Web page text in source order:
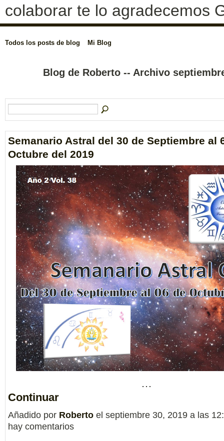
colaborar te lo agradecemos
Todos los posts de blog Mi Blog
Blog de Roberto -- Archivo
Semanario Astral del 30 de Septiembre al
Octubre del 2019
…
Continuar
Añadido por Roberto el septiembre 30, 2019 a las
hay comentarios